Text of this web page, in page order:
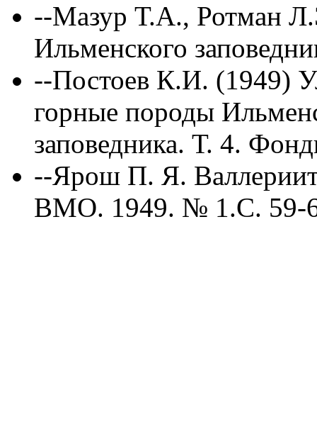
--Мазур Т.А., Ротман
Ильменского
--Постоев К.И. (1949)
горные породы
заповедника. Т. 4.
--Ярош П. Я.
ВМО. 1949. № 1.С. 59-